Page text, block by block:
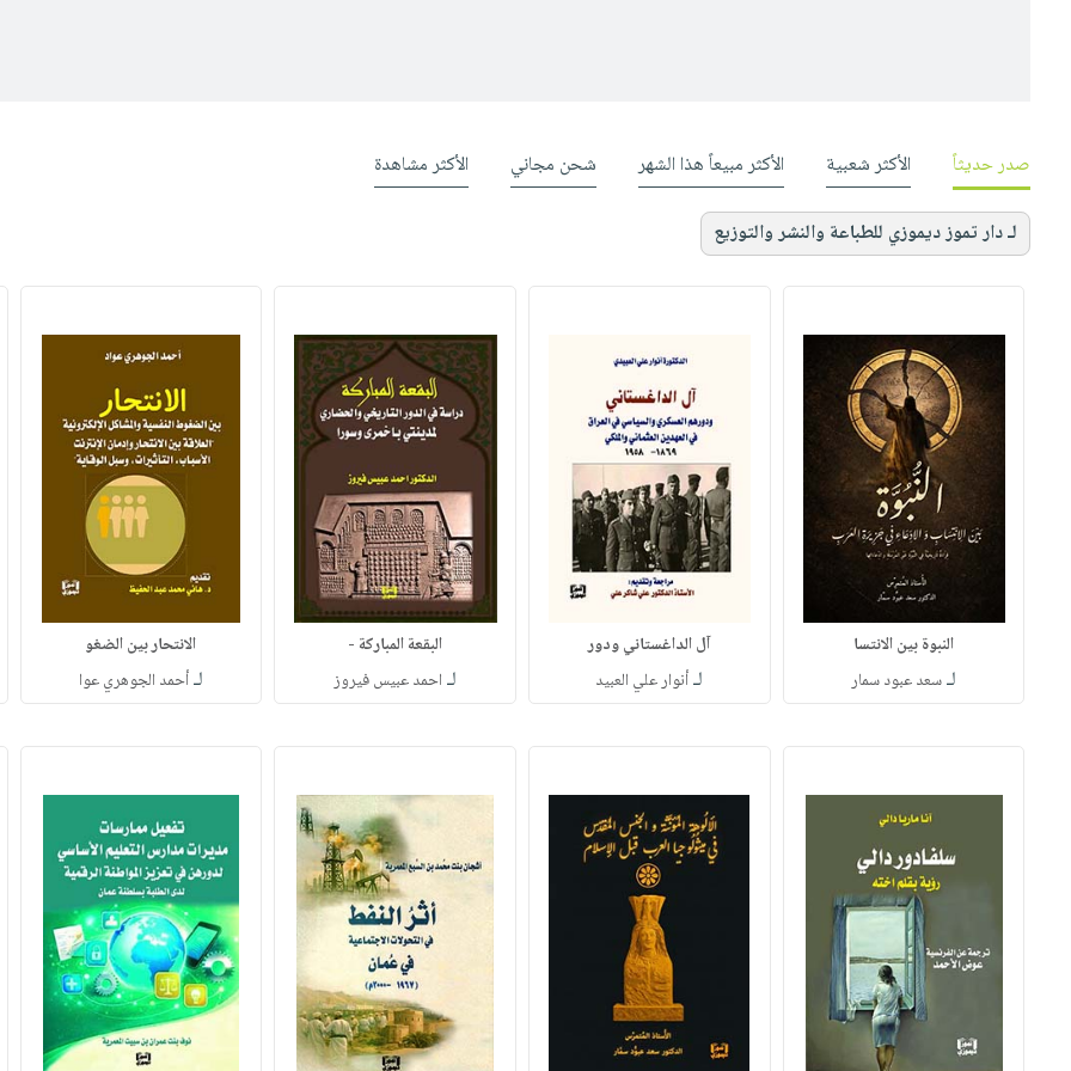
صدر حديثاً الأكثر شعبية الأكثر مبيعاً هذا الشهر شحن مجاني الأكثر مشاهدة
لـ دار تموز ديموزي للطباعة والنشر والتوزيع
النبوة بين الانتسا
لـسعد عبود سمار
آل الداغستاني ودور
لـأنوار علي العبيد
البقعة المباركة -
لـ احمد عبيس فيروز
الانتحار بين الضغو
لـأحمد الجوهري عوا